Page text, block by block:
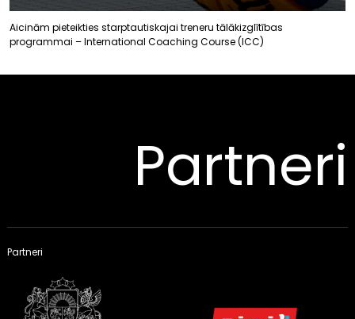
Aicinām pieteikties starptautiskajai treneru tālākizglītības
programmai – International Coaching Course (ICC)
Partneri
Partneri